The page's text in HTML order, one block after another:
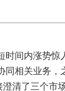
间内涨势惊
相关业务，
清了三个市